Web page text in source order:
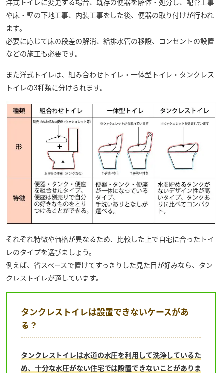
洋式トイレに変更する場合、既存の便器を解体・処分し、配管工事
や床・壁の下地工事、内装工事をした後、便器の取り付けが行われ
ます。
必要に応じて床の段差の解消、給排水管の移設、コンセントの設置
などの施工も必要です。
また洋式トイレは、組み合わせトイレ・一体型トイレ・タンクレス
トイレの3種類に分けられます。
それぞれ特徴や価格が異なるため、比較した上で自宅に合ったトイ
レのタイプを選びましょう。
例えば、省スペースで置けてすっきりした見た目が好みなら、タン
クレストイレが適しています。
タンクレストイレは設置できないケースがあ
る？
タンクレストイレは水道の水圧を利用して洗浄しているた
め、十分な水圧がない住宅では設置できないことがありま